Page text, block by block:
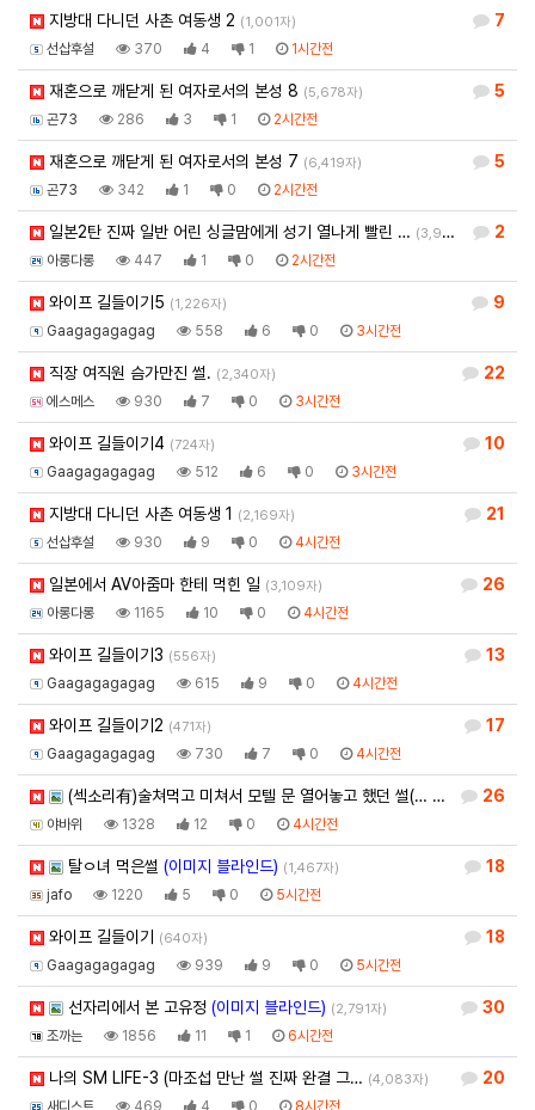
7
지방대 다니던 사촌 여동생 2 (1,001자)
선삽후설 370 4 1 1시간전
5
재혼으로 깨닫게 된 여자로서의 본성 8 (5,678자)
곤73 286 3 1 2시간전
5
재혼으로 깨닫게 된 여자로서의 본성 7 (6,419자)
곤73 342 1 0 2시간전
2
일본2탄 진짜 일반 어린 싱글맘에게 성기 열나게 빨린 … (3,920자)
아롱다롱 447 1 0 2시간전
9
와이프 길들이기5 (1,226자)
Gaagagagagag 558 6 0 3시간전
22
직장 여직원 슴가만진 썰. (2,340자)
에스메스 930 7 0 3시간전
10
와이프 길들이기4 (724자)
Gaagagagagag 512 6 0 3시간전
21
지방대 다니던 사촌 여동생 1 (2,169자)
선삽후설 930 9 0 4시간전
26
일본에서 AV아줌마 한테 먹힌 일 (3,109자)
아롱다롱 1165 10 0 4시간전
13
와이프 길들이기3 (556자)
Gaagagagagag 615 9 0 4시간전
17
와이프 길들이기2 (471자)
Gaagagagagag 730 7 0 4시간전
26
(섹소리有)술쳐먹고 미쳐서 모텔 문 열어놓고 했던 썰(… (1,985자)
야바위 1328 12 0 4시간전
18
탈ㅇ녀 먹은썰 (이미지 블라인드) (1,467자)
jafo 1220 5 0 5시간전
18
와이프 길들이기 (640자)
Gaagagagagag 939 9 0 5시간전
30
선자리에서 본 고유정 (이미지 블라인드) (2,791자)
조까는 1856 11 1 6시간전
20
나의 SM LIFE-3 (마조섭 만난 썰 진짜 완결 그… (4,083자)
새디스트 469 4 0 8시간전